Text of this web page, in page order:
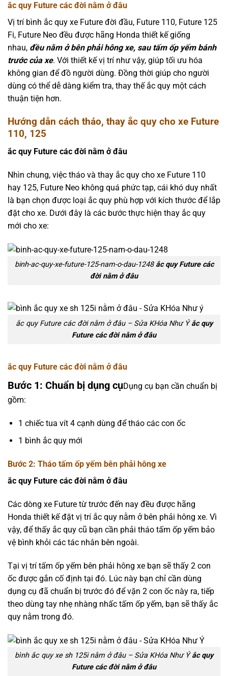
ắc quy Future các đời nằm ở đâu
Vị trí bình ắc quy xe Future đời đầu, Future 110, Future 125
Fi, Future Neo đều được hãng Honda thiết kế giống
nhau, đều nằm ở bên phải hông xe, sau tấm ốp yếm bánh
trước của xe. Với thiết kế vị trí như vậy, giúp tối ưu hóa
không gian để đồ người dùng. Đồng thời giúp cho người
dùng có thể dễ dàng kiểm tra, thay thế ắc quy một cách
thuận tiện hơn.
Hướng dẫn cách tháo, thay ắc quy cho xe Future
110, 125
ắc quy Future các đời nằm ở đâu
Nhìn chung, việc tháo và thay ắc quy cho xe Future 110
hay 125, Future Neo không quá phức tạp, cái khó duy nhất
là bạn chọn được loại ắc quy phù hợp với kích thước để lắp
đặt cho xe. Dưới đây là các bước thực hiện thay ắc quy
mới cho xe:
binh-ac-quy-xe-future-125-nam-o-dau-1248 ắc quy Future các
đời nằm ở đâu
ắc quy Future các đời nằm ở đâu – Sửa KHóa Như Ýắc quy
Future các đời nằm ở đâu
ắc quy Future các đời nằm ở đâu
Bước 1: Chuẩn bị dụng cụDụng cụ bạn cần chuẩn bị
gồm:
1 chiếc tua vít 4 cạnh dùng để tháo các con ốc
1 bình ắc quy mới
Bước 2: Tháo tấm ốp yếm bên phải hông xe
ắc quy Future các đời nằm ở đâu
Các dòng xe Future từ trước đến nay đều được hãng
Honda thiết kế đặt vị trí ắc quy nằm ở bên phải hông xe. Vì
vậy, để thấy ắc quy cũ bạn cần phải tháo tấm ốp yếm bảo
vệ bình khỏi các tác nhân bên ngoài.
Tại vị trí tấm ốp yếm bên phải hông xe bạn sẽ thấy 2 con
ốc được gắn cố định tại đó. Lúc này bạn chỉ cần dùng
dụng cụ đã chuẩn bị trước đó để vặn 2 con ốc này ra, tiếp
theo dùng tay nhẹ nhàng nhấc tấm ốp yếm, bạn sẽ thấy ắc
quy nằm trong đó.
bình ắc quy xe sh 125i nằm ở đâu – Sửa KHóa Như Ýắc quy
Future các đời nằm ở đâu